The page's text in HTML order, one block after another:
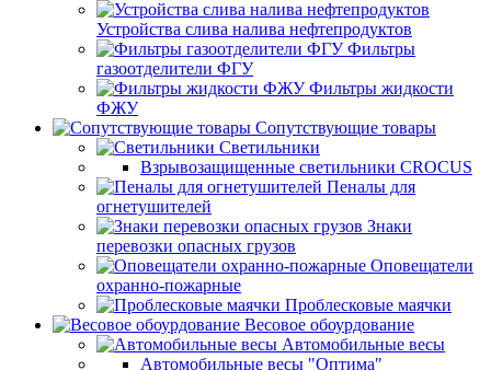
Устройства слива налива нефтепродуктов
Фильтры
газоотделители ФГУ
Фильтры жидкости
ФЖУ
Сопутствующие товары
Светильники
Взрывозащищенные светильники CROCUS
Пеналы для
огнетушителей
Знаки
перевозки опасных грузов
Оповещатели
охранно-пожарные
Проблесковые маячки
Весовое обоурдование
Автомобильные весы
Автомобильные весы "Оптима"